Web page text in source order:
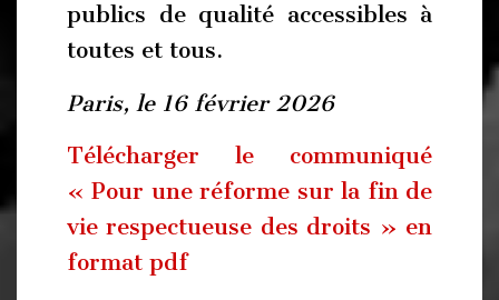
publics de qualité accessibles à
toutes et tous.
Paris, le 16 février 2026
Télécharger le communiqué
« Pour une réforme sur la fin de
vie respectueuse des droits » en
format pdf